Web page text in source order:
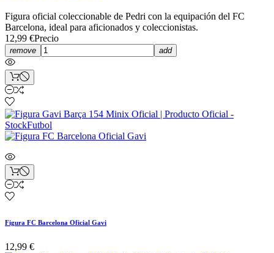
Figura oficial coleccionable de Pedri con la equipación del FC
Barcelona, ideal para aficionados y coleccionistas.
12,99 €Precio
remove add
Figura FC Barcelona Oficial Gavi
12,99 €